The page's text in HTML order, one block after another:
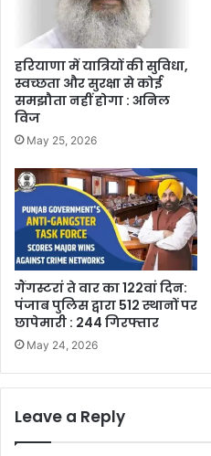
हरियाणा में यात्रियों की सुविधा,
स्वच्छता और सुरक्षा से कोई
समझौता नहीं होगा : अनिल
विज
May 25, 2026
गैंगस्टरां ते वार का 122वां दिन:
पंजाब पुलिस द्वारा 512 स्थानों पर
छापेमारी : 244 गिरफ्तार
May 24, 2026
Leave a Reply